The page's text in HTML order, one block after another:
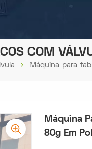
COM
Máquina para
Máquina
80g Em